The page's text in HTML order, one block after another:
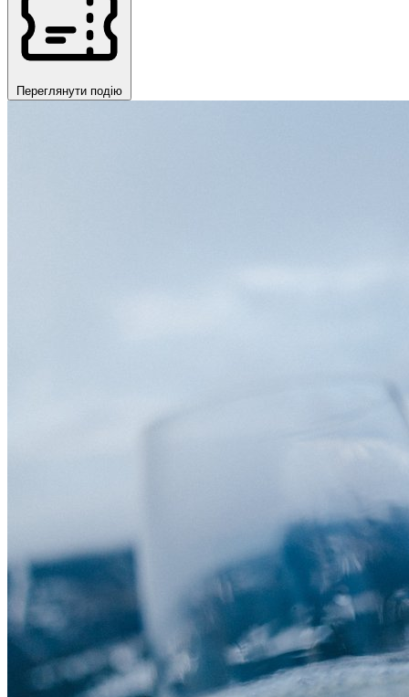
Переглянути подію